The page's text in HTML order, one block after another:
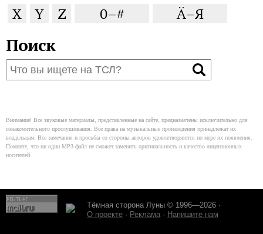
X
Y Z 0–# Ä–Я
Поиск
Внимание! Все звуковые материалы, представленные на сайте, предназначены исключительно для
ознакомительного прослушивания. Все права на музыкальные произведения принадлежат их
владельцам. Все замечания и просьбы со стороны авторов удовлетворяются по мере их появления.
Помните, что ни один MP3-файл не сможет заменить оригинальность и качество лицензионных
носителей.
Тёмная сторона Луны © 1996—2026 ·
О проекте · Реклама · Напишите нам